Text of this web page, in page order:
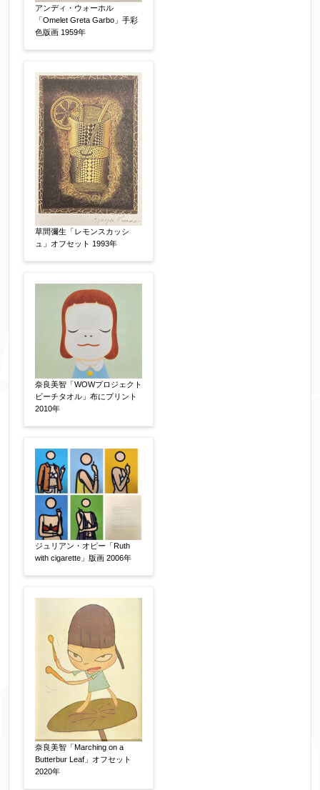
査定額：
※他社様からご提示された査定額がございました
らお知らせください。その価格が適切かお返事申
し上げます。
作品コンディション
その他 【任意】
添付画像 【任意】
※添付画像は5MBまでのjpg、gif、pig、pdf形式
にてお送りください。
※追加や複数点ある場合はフォーム送信後に送ら
れてくる送信確認メール記載のアドレスからもお
送り頂けます。
お客様情報をご入力ください。
▼
アンディ・ウォーホル
「Omelet Greta Garbo」手彩
色版画 1959年
草間彌生「レモンスカッシ
ュ」オフセット 1993年
奈良美智「WOWプロジェクト
ビーチタオル」布にプリント
2010年
ジュリアン・オピー「Ruth
with cigarette」版画 2006年
奈良美智「Marching on a
Butterbur Leaf」オフセット
2020年